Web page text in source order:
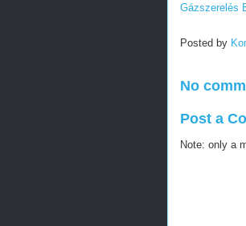
Gázszerelés
Posted by
No
Post a
Note: only a